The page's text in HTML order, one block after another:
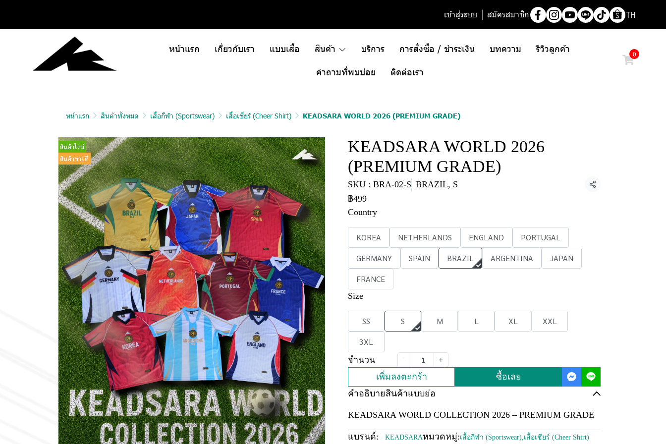
เข้าสู่ระบบ สมัครสมาชิก TH
หน้าแรก เกี่ยวกับเรา แบบเสื้อ สินค้า บริการ การสั่งซื้อ / ชำระเงิน บทความ รีวิวลูกค้า
คำถามที่พบบ่อย ติดต่อเรา
0
หน้าแรก สินค้าทั้งหมด เสื้อกีฬา (Sportswear) เสื้อเชียร์ (Cheer Shirt) KEADSARA WORLD 2026 (PREMIUM GRADE)
สินค้าใหม่
สินค้าขายดี
KEADSARA WORLD 2026
(PREMIUM GRADE)
SKU : BRA-02-S BRAZIL, S
แชร์
฿499
Country
KOREA NETHERLANDS ENGLAND
PORTUGAL
GERMANY
SPAIN BRAZIL ARGENTINA
JAPAN
FRANCE
Size
SS S M L XL
XXL
3XL
จำนวน
เพิ่มลงตะกร้า
ซื้อเลย
คำอธิบายสินค้าแบบย่อ
KEADSARA WORLD COLLECTION 2026 – PREMIUM GRADE
แบรนด์: KEADSARAหมวดหมู่:เสื้อกีฬา (Sportswear),เสื้อเชียร์ (Cheer Shirt)